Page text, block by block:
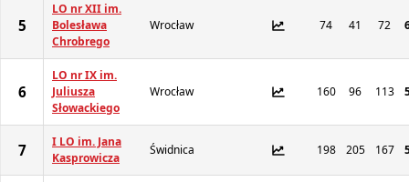
5
LO nr XII im.
Bolesława
Chrobrego
Wrocław 74 41 72
6
LO nr IX im.
Juliusza
Słowackiego
Wrocław 160 96 113
7
I LO im. Jana
Kasprowicza
Świdnica 198 205 167